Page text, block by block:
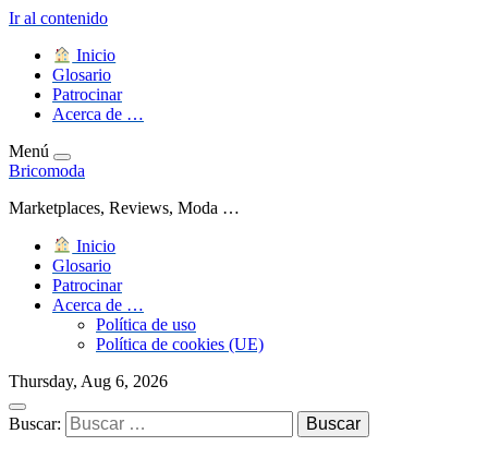
Ir al contenido
Inicio
Glosario
Patrocinar
Acerca de …
Menú
Bricomoda
Marketplaces, Reviews, Moda …
Inicio
Glosario
Patrocinar
Acerca de …
Política de uso
Política de cookies (UE)
Thursday, Aug 6, 2026
Buscar: